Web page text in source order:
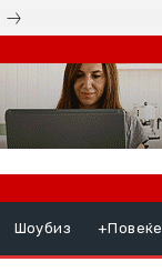
Шоубиз +Повеќе